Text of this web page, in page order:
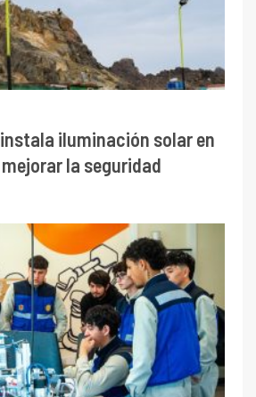
instala iluminación solar en
la seguridad